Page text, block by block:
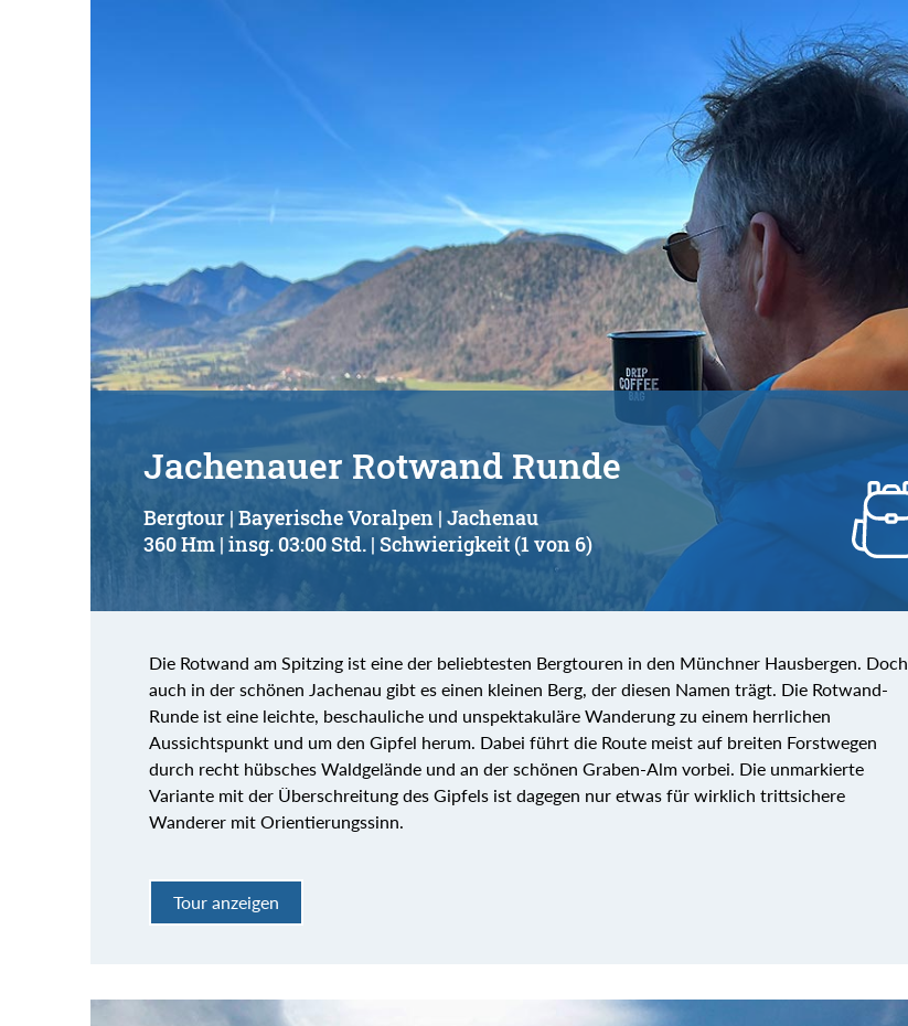
Jachenauer Rotwand Runde
Bergtour | Bayerische Voralpen | Jachenau
360 Hm | insg. 03:00 Std. | Schwierigkeit (1 von 6)
Die Rotwand am Spitzing ist eine der beliebtesten Bergtouren in den Münchner Hausbergen. Doch
auch in der schönen Jachenau gibt es einen kleinen Berg, der diesen Namen trägt. Die Rotwand-
Runde ist eine leichte, beschauliche und unspektakuläre Wanderung zu einem herrlichen
Aussichtspunkt und um den Gipfel herum. Dabei führt die Route meist auf breiten Forstwegen
durch recht hübsches Waldgelände und an der schönen Graben-Alm vorbei. Die unmarkierte
Variante mit der Überschreitung des Gipfels ist dagegen nur etwas für wirklich trittsichere
Wanderer mit Orientierungssinn.
Tour anzeigen